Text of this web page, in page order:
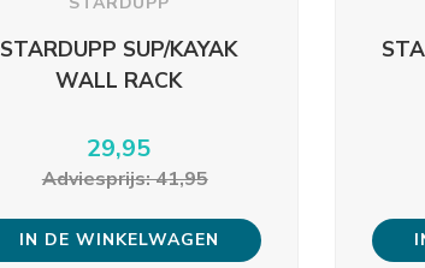
STARDUPP SUP/KAYAK
WALL RACK
29,95
Adviesprijs: 41,95
IN DE WINKELWAGEN